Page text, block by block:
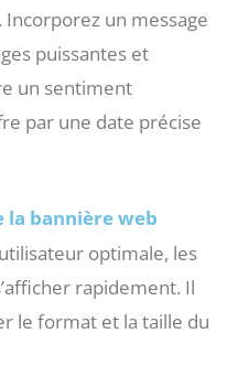
un message
puissantes et
un sentiment
par une date précise
la bannière web
optimale, les
rapidement. Il
le format et la taille du